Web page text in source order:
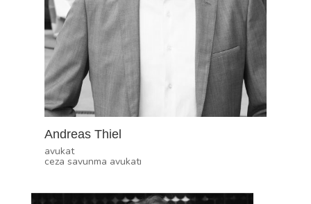
Andreas Thiel
avukat
ceza savunma avukatı